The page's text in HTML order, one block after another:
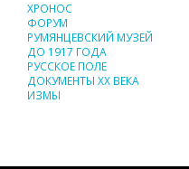
ХРОНОС
ФОРУМ
РУМЯНЦЕВСКИЙ МУЗЕЙ
ДО 1917 ГОДА
РУССКОЕ ПОЛЕ
ДОКУМЕНТЫ XX ВЕКА
ИЗМЫ